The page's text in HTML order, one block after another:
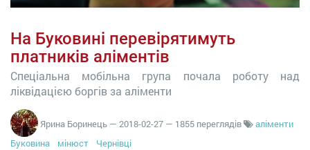
На Буковині перевірятимуть
платників аліментів
Спеціальна мобільна група почала роботу над
ліквідацією боргів за аліменти
Ярина Боринець — 2018-02-27 — 1855 переглядів
аліменти
Буковина
мінюст Чернівці